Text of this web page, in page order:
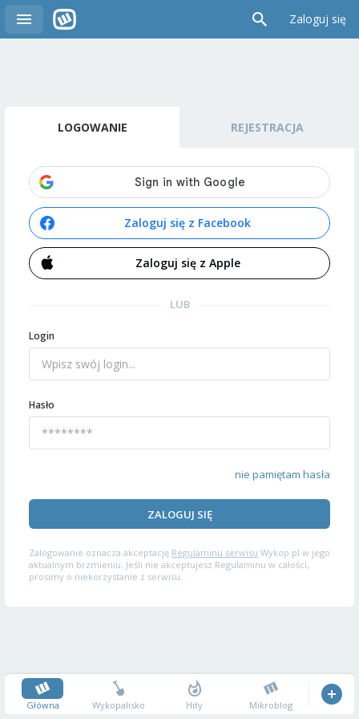
Zaloguj się
LOGOWANIE REJESTRACJA
Zaloguj się z Facebook
Zaloguj się z Apple
LUB
Login
Hasło
nie pamiętam hasła
ZALOGUJ SIĘ
Zalogowanie oznacza akceptację Regulaminu serwisu Wykop.pl w jego
aktualnym brzmieniu. Jeśli nie akceptujesz Regulaminu w całości,
prosimy o niekorzystanie z serwisu.
Główna Wykopalisko Hity Mikroblog